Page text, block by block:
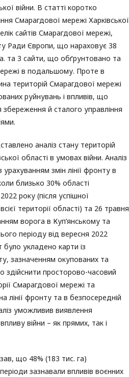
війни. В статті коротко
Смарагдової мережі Харківської
сайтів Смарагдової мережі,
Ради Європи, що нараховує 38
та 3 сайти, що обґрунтовано та
в подальшому. Проте в
територій Смарагдової мережі
руйнувань і впливів, що
й сталого управління
аналіз стану територій
області в умовах війни. Аналіз
змін лінії фронту в
близько 30% області
року (після успішної
території області) та 26 травня
ворога в Куп’янському та
періоду від вересня 2022
укладено карти із
зазначенням окупованих та
здійснити просторово-часовий
Смарагдової мережі та
лінії фронту та в безпосередній
уможливив виявлення
війни – як прямих, так і
що 48% (183 тис. га)
зазнавали впливів воєнних